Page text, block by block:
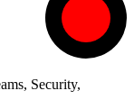
Security,